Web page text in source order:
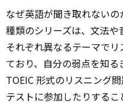
なぜ英語が聞き取れない
種類のシリーズは、文法や
それぞれ異なるテーマで
ており、自分の弱点を知る
TOEIC 形式のリスニング
テストに参加したりする